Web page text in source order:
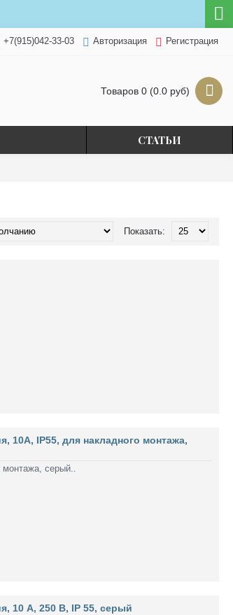
+7(915)042-33-03 Авторизация Регистрация
Товаров 0 (0.0 руб)
СТАТЬИ
Показать:
10А, IP55, для накладного монтажа,
монтажа, серый..
10 А, 250 В, IP 55, серый